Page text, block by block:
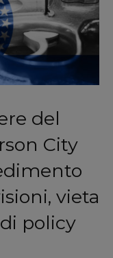
del
City
vieta
policy